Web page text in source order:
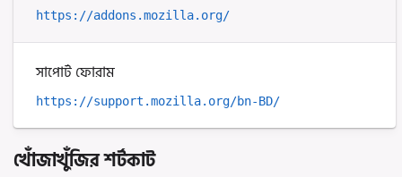
https://addons.mozilla.org/
সাপোর্ট ফোরাম
https://support.mozilla.org/bn-BD/
খোঁজাখুঁজির শর্টকাট